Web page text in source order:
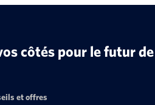
côtés pour le futur de
et offres